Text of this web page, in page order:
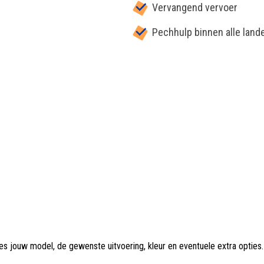
Vervangend vervoer
Pechhulp binnen alle
jouw model, de gewenste uitvoering, kleur en eventuele extra